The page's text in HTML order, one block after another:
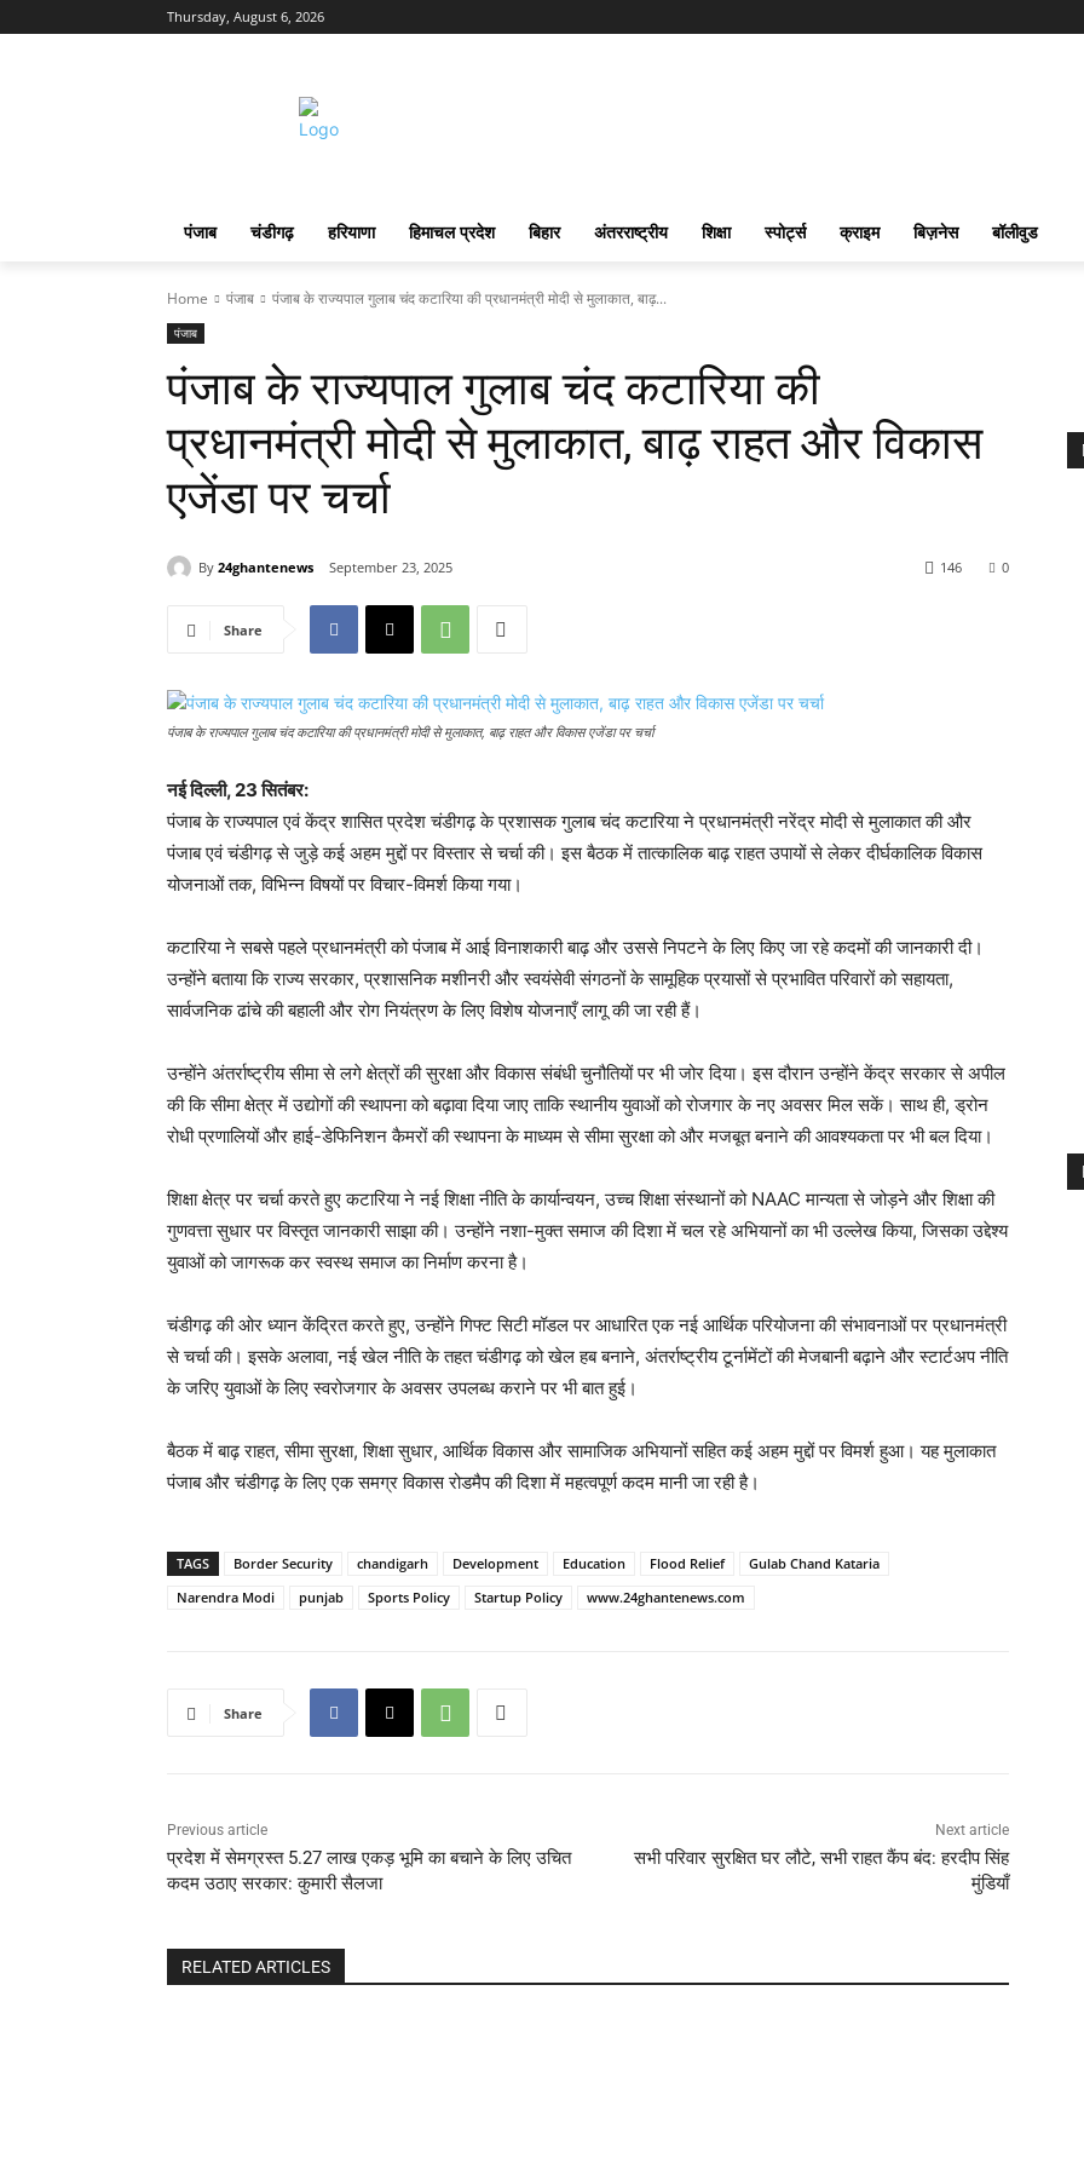
Thursday, August 6, 2026
पंजाब चंडीगढ़ हरियाणा हिमाचल प्रदेश बिहार अंतरराष्ट्रीय शिक्षा स्पोर्ट्स क्राइम बिज़नेस बॉलीवुड
Home पंजाब पंजाब के राज्यपाल गुलाब चंद कटारिया की प्रधानमंत्री मोदी से मुलाकात, बाढ़...
पंजाब
पंजाब के राज्यपाल गुलाब चंद कटारिया की
प्रधानमंत्री मोदी से मुलाकात, बाढ़ राहत और विकास
एजेंडा पर चर्चा
By 24ghantenews September 23, 2025 0
146
Share
पंजाब के राज्यपाल गुलाब चंद कटारिया की प्रधानमंत्री मोदी से मुलाकात, बाढ़ राहत और विकास एजेंडा पर चर्चा
नई दिल्ली, 23 सितंबर:
पंजाब के राज्यपाल एवं केंद्र शासित प्रदेश चंडीगढ़ के प्रशासक गुलाब चंद कटारिया ने प्रधानमंत्री नरेंद्र मोदी से मुलाकात की और
पंजाब एवं चंडीगढ़ से जुड़े कई अहम मुद्दों पर विस्तार से चर्चा की। इस बैठक में तात्कालिक बाढ़ राहत उपायों से लेकर दीर्घकालिक विकास
योजनाओं तक, विभिन्न विषयों पर विचार-विमर्श किया गया।
कटारिया ने सबसे पहले प्रधानमंत्री को पंजाब में आई विनाशकारी बाढ़ और उससे निपटने के लिए किए जा रहे कदमों की जानकारी दी।
उन्होंने बताया कि राज्य सरकार, प्रशासनिक मशीनरी और स्वयंसेवी संगठनों के सामूहिक प्रयासों से प्रभावित परिवारों को सहायता,
सार्वजनिक ढांचे की बहाली और रोग नियंत्रण के लिए विशेष योजनाएँ लागू की जा रही हैं।
उन्होंने अंतर्राष्ट्रीय सीमा से लगे क्षेत्रों की सुरक्षा और विकास संबंधी चुनौतियों पर भी जोर दिया। इस दौरान उन्होंने केंद्र सरकार से अपील
की कि सीमा क्षेत्र में उद्योगों की स्थापना को बढ़ावा दिया जाए ताकि स्थानीय युवाओं को रोजगार के नए अवसर मिल सकें। साथ ही, ड्रोन
रोधी प्रणालियों और हाई-डेफिनिशन कैमरों की स्थापना के माध्यम से सीमा सुरक्षा को और मजबूत बनाने की आवश्यकता पर भी बल दिया।
शिक्षा क्षेत्र पर चर्चा करते हुए कटारिया ने नई शिक्षा नीति के कार्यान्वयन, उच्च शिक्षा संस्थानों को NAAC मान्यता से जोड़ने और शिक्षा की
गुणवत्ता सुधार पर विस्तृत जानकारी साझा की। उन्होंने नशा-मुक्त समाज की दिशा में चल रहे अभियानों का भी उल्लेख किया, जिसका उद्देश्य
युवाओं को जागरूक कर स्वस्थ समाज का निर्माण करना है।
चंडीगढ़ की ओर ध्यान केंद्रित करते हुए, उन्होंने गिफ्ट सिटी मॉडल पर आधारित एक नई आर्थिक परियोजना की संभावनाओं पर प्रधानमंत्री
से चर्चा की। इसके अलावा, नई खेल नीति के तहत चंडीगढ़ को खेल हब बनाने, अंतर्राष्ट्रीय टूर्नामेंटों की मेजबानी बढ़ाने और स्टार्टअप नीति
के जरिए युवाओं के लिए स्वरोजगार के अवसर उपलब्ध कराने पर भी बात हुई।
बैठक में बाढ़ राहत, सीमा सुरक्षा, शिक्षा सुधार, आर्थिक विकास और सामाजिक अभियानों सहित कई अहम मुद्दों पर विमर्श हुआ। यह मुलाकात
पंजाब और चंडीगढ़ के लिए एक समग्र विकास रोडमैप की दिशा में महत्वपूर्ण कदम मानी जा रही है।
TAGS Border Security chandigarh Development Education Flood Relief
Gulab Chand Kataria
Narendra Modi
punjab Sports Policy Startup Policy www.24ghantenews.com
Share
Previous article
प्रदेश में सेमग्रस्त 5.27 लाख एकड़ भूमि का बचाने के लिए उचित
कदम उठाए सरकार: कुमारी सैलजा
Next article
सभी परिवार सुरक्षित घर लौटे, सभी राहत कैंप बंद: हरदीप सिंह
मुंडियाँ
RELATED ARTICLES